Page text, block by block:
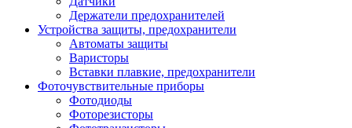
Держатели предохранителей
Устройства защиты, предохранители
Автоматы защиты
Варисторы
Вставки плавкие, предохранители
Фоточувствительные приборы
Фотодиоды
Фоторезисторы